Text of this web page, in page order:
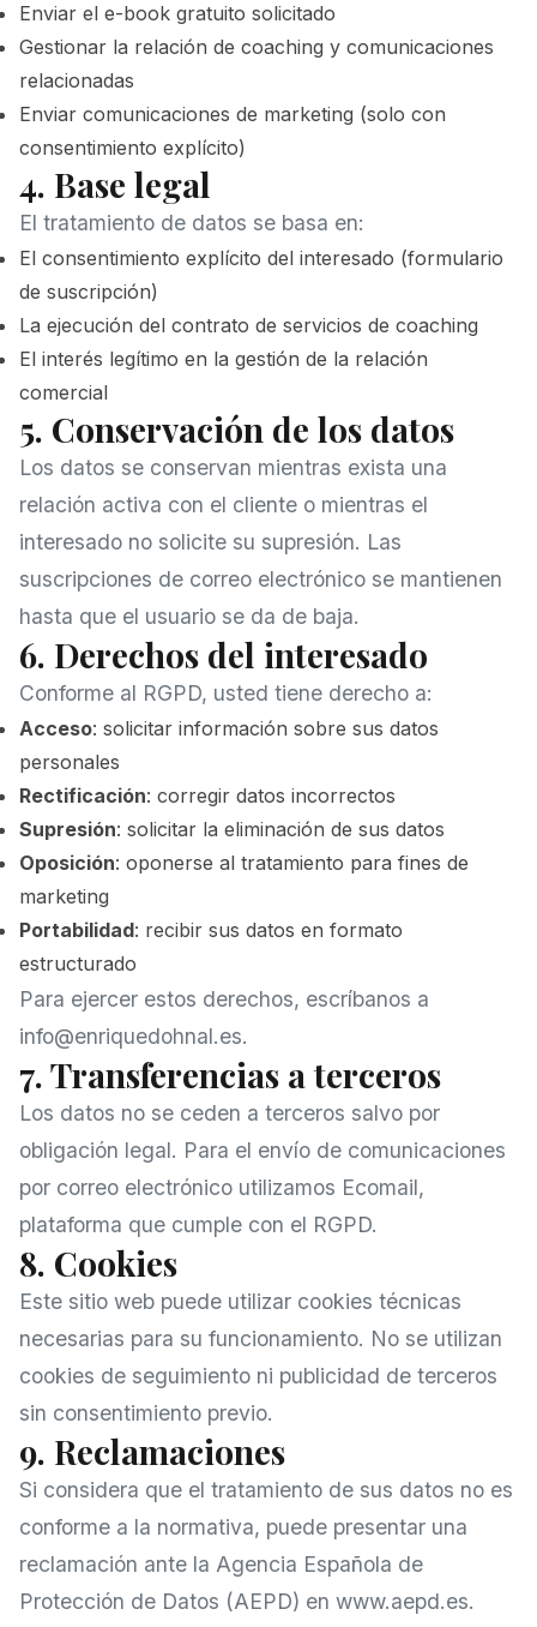
Enviar el e-book gratuito solicitado
Gestionar la relación de coaching y comunicaciones
relacionadas
Enviar comunicaciones de marketing (solo con
consentimiento explícito)
4. Base legal
El tratamiento de datos se basa en:
El consentimiento explícito del interesado (formulario
de suscripción)
La ejecución del contrato de servicios de coaching
El interés legítimo en la gestión de la relación
comercial
5. Conservación de los datos
Los datos se conservan mientras exista una
relación activa con el cliente o mientras el
interesado no solicite su supresión. Las
suscripciones de correo electrónico se mantienen
hasta que el usuario se da de baja.
6. Derechos del interesado
Conforme al RGPD, usted tiene derecho a:
Acceso: solicitar información sobre sus datos
personales
Rectificación: corregir datos incorrectos
Supresión: solicitar la eliminación de sus datos
Oposición: oponerse al tratamiento para fines de
marketing
Portabilidad: recibir sus datos en formato
estructurado
Para ejercer estos derechos, escríbanos a
info@enriquedohnal.es.
7. Transferencias a terceros
Los datos no se ceden a terceros salvo por
obligación legal. Para el envío de comunicaciones
por correo electrónico utilizamos Ecomail,
plataforma que cumple con el RGPD.
8. Cookies
Este sitio web puede utilizar cookies técnicas
necesarias para su funcionamiento. No se utilizan
cookies de seguimiento ni publicidad de terceros
sin consentimiento previo.
9. Reclamaciones
Si considera que el tratamiento de sus datos no es
conforme a la normativa, puede presentar una
reclamación ante la Agencia Española de
Protección de Datos (AEPD) en www.aepd.es.